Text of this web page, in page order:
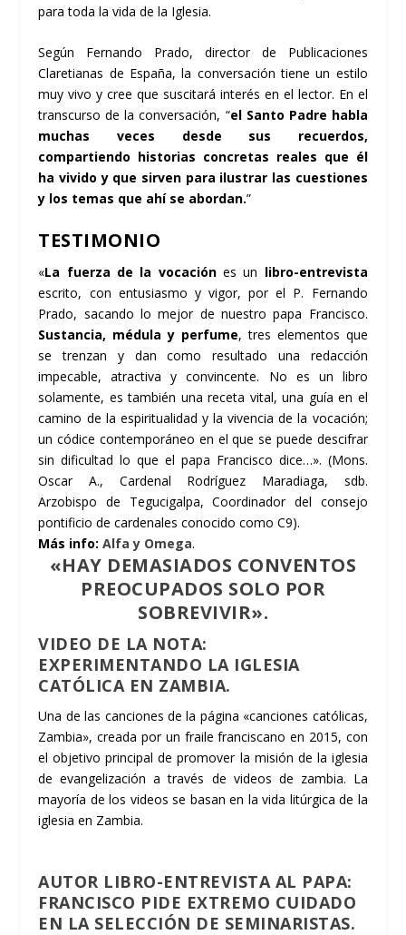
para toda la vida de la Iglesia.
Según Fernando Prado, director de Publicaciones
Claretianas de España, la conversación tiene un estilo
muy vivo y cree que suscitará interés en el lector. En el
transcurso de la conversación, “el Santo Padre habla
muchas veces desde sus recuerdos,
compartiendo historias concretas reales que él
ha vivido y que sirven para ilustrar las cuestiones
y los temas que ahí se abordan.”
TESTIMONIO
«La fuerza de la vocaciónes un libro-entrevista
escrito, con entusiasmo y vigor, por el P. Fernando
Prado, sacando lo mejor de nuestro papa Francisco.
Sustancia, médula y perfume, tres elementos que
se trenzan y dan como resultado una redacción
impecable, atractiva y convincente. No es un libro
solamente, es también una receta vital, una guía en el
camino de la espiritualidad y la vivencia de la vocación;
un códice contemporáneo en el que se puede descifrar
sin dificultad lo que el papa Francisco dice…». (Mons.
Oscar A., Cardenal Rodríguez Maradiaga, sdb.
Arzobispo de Tegucigalpa,Coordinador del consejo
pontificio de cardenales conocido como C9).
Más info:Alfa y Omega.
«HAY DEMASIADOS CONVENTOS
PREOCUPADOS SOLO POR
SOBREVIVIR».
VIDEO DE LA NOTA:
EXPERIMENTANDO LA IGLESIA
CATÓLICA EN ZAMBIA.
Una de las canciones de la página «canciones católicas,
Zambia», creada por un fraile franciscano en 2015, con
el objetivo principal de promover la misión de la iglesia
de evangelización a través de videos de zambia. La
mayoría de los videos se basan en la vida litúrgica de la
iglesia en Zambia.
AUTOR LIBRO-ENTREVISTA AL PAPA:
FRANCISCO PIDE EXTREMO CUIDADO
EN LA SELECCIÓN DE SEMINARISTAS.